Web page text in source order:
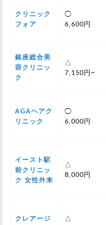
クリニック
フォア
◯
6,600円
銀座総合美
容クリニッ
ク
△
7,150円~
AGAヘアク
リニック
◯
6,000円
イースト駅
前クリニッ
ク 女性外来
△
8,000円
クレアージ
△